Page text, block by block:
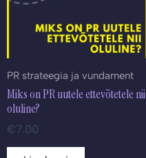
PR strateegia ja vundament
Miks on PR uutele ettevõtetele nii
oluline?
€7.00